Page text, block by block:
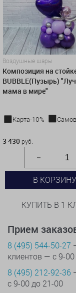
Воздушные шары
Композиция на
BUBBLE(Пузырь)
мама в мире"
Карта-10%
3 430 руб.
В КОРЗИНУ
КУПИТЬ В 1
Прием
8 (495) 544-50-27
клиентов — с 9-
8 (495) 212-92-36
с 9-00 до 21-00